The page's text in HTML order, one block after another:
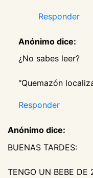
Responder
Anónimo dice:
¿No sabes leer?
"Quemazón
Responder
Anónimo dice:
BUENAS TARDES:
TENGO UN BEBE DE